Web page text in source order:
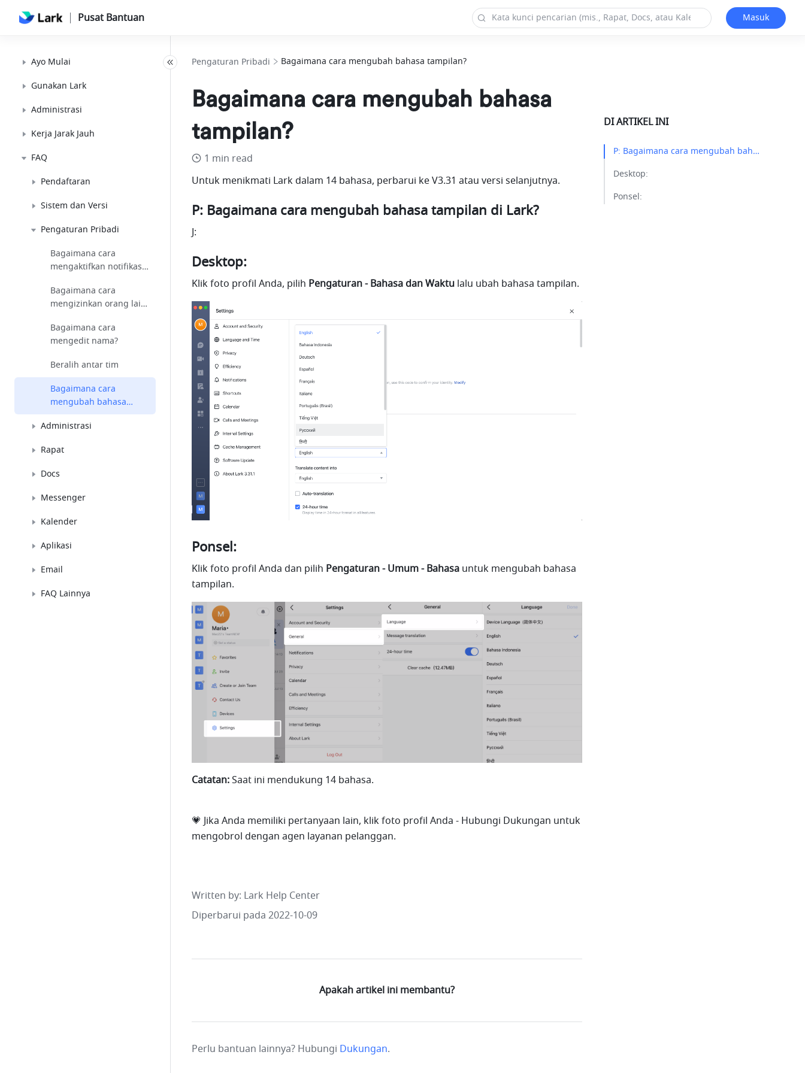
Pusat Bantuan Masuk
Ayo Mulai
Gunakan Lark
Administrasi
Kerja Jarak Jauh
FAQ
Pendaftaran
Sistem dan Versi
Pengaturan Pribadi
Bagaimana cara
mengaktifkan notifikasi
Bagaimana cara
mengizinkan orang lain
Bagaimana cara
mengedit nama?
Beralih antar tim
Bagaimana cara
mengubah bahasa
tampilan?
Administrasi
Rapat
Docs
Messenger
Kalender
Aplikasi
Email
FAQ Lainnya
Pengaturan Pribadi Bagaimana cara mengubah bahasa tampilan?
Bagaimana cara mengubah bahasa
tampilan?
1 min read
Untuk menikmati Lark dalam 14 bahasa, perbarui ke V3.31 atau versi selanjutnya.
P: Bagaimana cara mengubah bahasa tampilan di Lark?
J:
Desktop:
Klik foto profil Anda, pilih Pengaturan - Bahasa dan Waktu lalu ubah bahasa tampilan.
Ponsel:
Klik foto profil Anda dan pilih Pengaturan - Umum - Bahasa untuk mengubah bahasa
tampilan.
Catatan: Saat ini mendukung 14 bahasa.
💗 Jika Anda memiliki pertanyaan lain, klik foto profil Anda - Hubungi Dukungan untuk
mengobrol dengan agen layanan pelanggan.
Written by: Lark Help Center
Diperbarui pada 2022-10-09
Apakah artikel ini membantu?
Perlu bantuan lainnya? Hubungi Dukungan.
DI ARTIKEL INI
P: Bagaimana cara mengubah bahasa tampilan di Lark?​
Desktop:​
Ponsel:​